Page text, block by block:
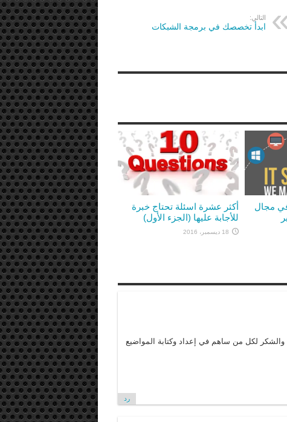
التالي:
ابدأ تخصصك في برمجة الشبكات
في مجال
أكثر عشرة اسئلة تحتاج خبرة
للأجابة عليها (الجزء الأول)
18 ديسمبر، 2016
والشكر لكل من ساهم في إعداد وكتابة المواضيع
رد